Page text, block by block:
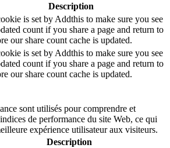
Description
is set by Addthis to make sure you see
count if you share a page and return to
our share count cache is updated.
is set by Addthis to make sure you see
count if you share a page and return to
our share count cache is updated.
sont utilisés pour comprendre et
de performance du site Web, ce qui
expérience utilisateur aux visiteurs.
Description